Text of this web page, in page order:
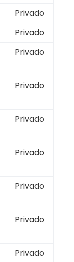
Privado
Privado
Privado
Privado
Privado
Privado
Privado
Privado
Privado